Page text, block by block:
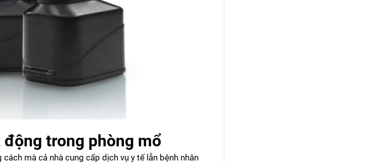
trong phòng mổ
mà cả nhà cung cấp dịch vụ y tế lẫn bệnh nhân